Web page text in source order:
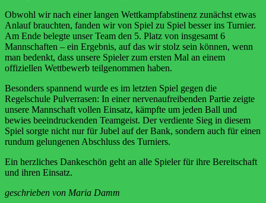
Obwohl wir nach einer langen Wettkampfabstinenz zunächst etwas
Anlauf brauchten, fanden wir von Spiel zu Spiel besser ins Turnier.
Am Ende belegte unser Team den 5. Platz von insgesamt 6
Mannschaften – ein Ergebnis, auf das wir stolz sein können, wenn
man bedenkt, dass unsere Spieler zum ersten Mal an einem
offiziellen Wettbewerb teilgenommen haben.
Besonders spannend wurde es im letzten Spiel gegen die
Regelschule Pulverrasen: In einer nervenaufreibenden Partie zeigte
unsere Mannschaft vollen Einsatz, kämpfte um jeden Ball und
bewies beeindruckenden Teamgeist. Der verdiente Sieg in diesem
Spiel sorgte nicht nur für Jubel auf der Bank, sondern auch für einen
rundum gelungenen Abschluss des Turniers.
Ein herzliches Dankeschön geht an alle Spieler für ihre Bereitschaft
und ihren Einsatz.
geschrieben von Maria Damm